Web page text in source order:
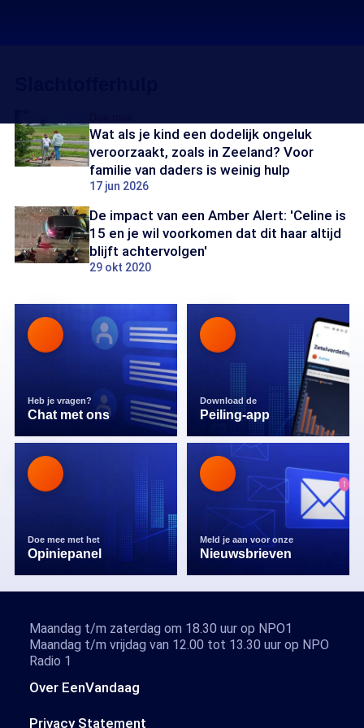
Wat als je kind een dodelijk ongeluk
veroorzaakt, zoals in Zeeland? Voor
familie van daders is weinig hulp
17 jun 2026
De impact van een Amber Alert: 'Celine is
15 en je wil voorkomen dat dit haar altijd
blijft achtervolgen'
29 okt 2020
Heb je vragen?
Chat met ons
Download de
Peiling-app
Doe mee met het
Opiniepanel
Meld je aan voor onze
Nieuwsbrieven
Over EenVandaag
Privacy Statement
Maandag t/m zaterdag om 18.30 uur op NPO1
Maandag t/m vrijdag van 12.00 tot 13.30 uur op NPO
Radio 1